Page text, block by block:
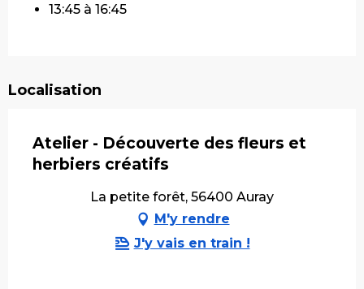
13:45 à 16:45
Localisation
Atelier - Découverte des fleurs et
herbiers créatifs
La petite forêt, 56400 Auray
M'y rendre
J'y vais en train !